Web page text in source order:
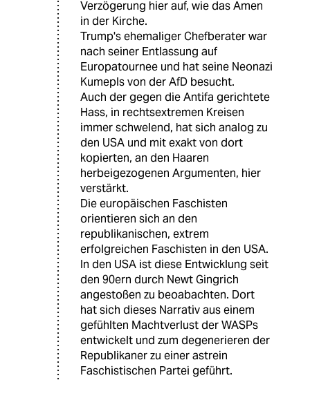
Verzögerung hier auf, wie das Amen
in der Kirche.
Trump's ehemaliger Chefberater war
nach seiner Entlassung auf
Europatournee und hat seine Neonazi
Kumepls von der AfD besucht.
Auch der gegen die Antifa gerichtete
Hass, in rechtsextremen Kreisen
immer schwelend, hat sich analog zu
den USA und mit exakt von dort
kopierten, an den Haaren
herbeigezogenen Argumenten, hier
verstärkt.
Die europäischen Faschisten
orientieren sich an den
republikanischen, extrem
erfolgreichen Faschisten in den USA.
In den USA ist diese Entwicklung seit
den 90ern durch Newt Gingrich
angestoßen zu beoabachten. Dort
hat sich dieses Narrativ aus einem
gefühlten Machtverlust der WASPs
entwickelt und zum degenerieren der
Republikaner zu einer astrein
Faschistischen Partei geführt.